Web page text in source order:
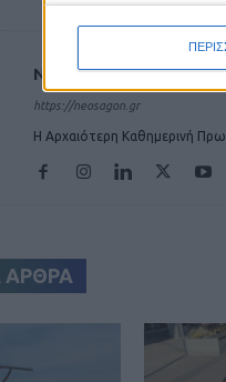
ΝΕΟΣ ΑΓΩΝ
https://neosagon.gr
Η Αρχαιότερη Καθημερινή
ΑΡΘΡΑ